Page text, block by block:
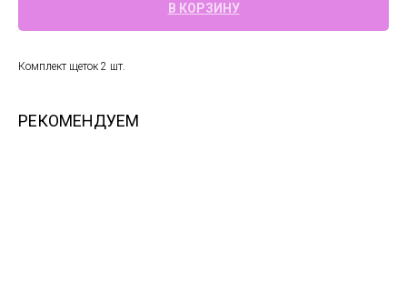
В КОРЗИНУ
Комплект щеток 2 шт.
РЕКОМЕНДУЕМ